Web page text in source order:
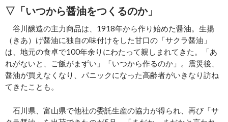
▽「いつから醤油をつくるのか」
谷川醸造の主力商品は、1918年から作り始めた醤油。生揚
（きあ）げ醤油に独自の味付けをした甘口の「サクラ醤油」
は、地元の食卓で100年余りにわたって親しまれてきた。「あ
れがないと、ご飯がまずい」「いつから作るのか」。震災後、
醤油が買えなくなり、パニックになった高齢者がいきなり訪ね
てきたことも。
石川県、富山県で他社の委託生産の協力が得られ、再び「サ